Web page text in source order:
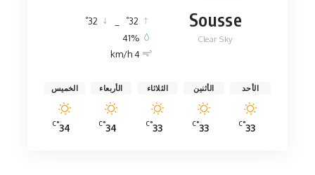
Sousse
Clear Sky
32
°
32
°
41%
4 km/h
الأحد
33
°C
الأثنين
33
°C
الثلاثاء
33
°C
الأربعاء
34
°C
الخميس
34
°C